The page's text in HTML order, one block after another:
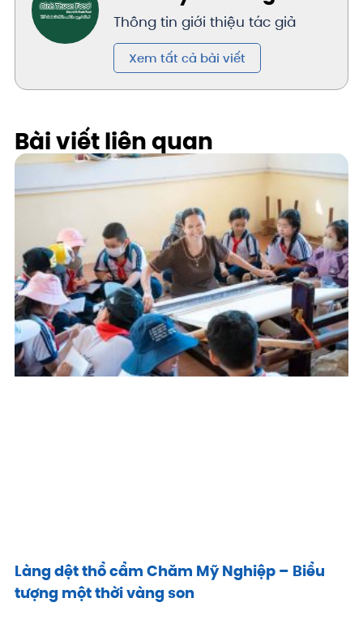
Thông tin giới thiệu tác giả
Xem tất cả bài viết
Bài viết liên quan
Làng dệt thổ cẩm Chăm Mỹ Nghiệp – Biểu
tượng một thời vàng son